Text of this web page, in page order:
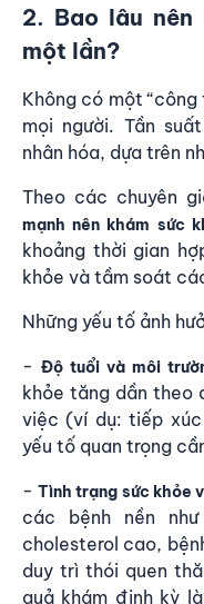
2. Bao lâu
một lần?
Không có một
mọi người. Tần
nhân hóa, dựa trên
Theo các chuyên
mạnh nên khám sức
khoảng thời gian
khỏe và tầm soát
Những yếu tố ảnh
- Độ tuổi và môi
khỏe tăng dần theo
việc (ví dụ: tiếp
yếu tố quan trọng
-Tình trạng sức khỏe
các bệnh nền
cholesterol cao,
duy trì thói quen
quả khám định kỳ